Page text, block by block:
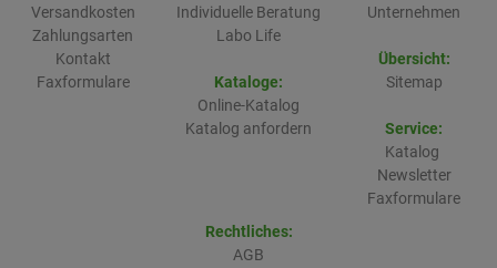
Versandkosten
Zahlungsarten
Kontakt
Faxformulare
Individuelle Beratung
Labo Life
Kataloge:
Online-Katalog
Katalog anfordern
Unternehmen
Übersicht:
Sitemap
Service:
Katalog
Newsletter
Faxformulare
Rechtliches:
AGB